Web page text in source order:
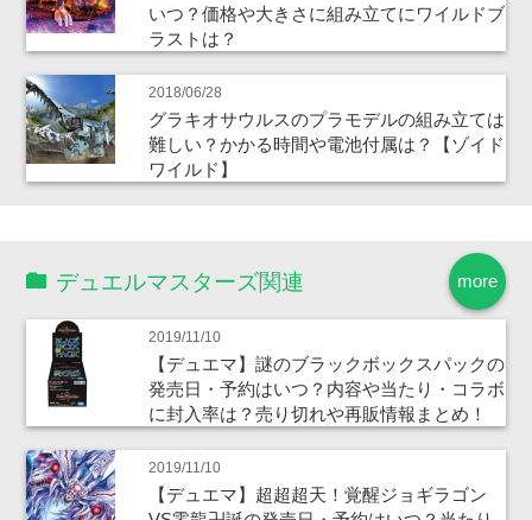
いつ？価格や大きさに組み立てにワイルドブ
ラストは？
2018/06/28
グラキオサウルスのプラモデルの組み立ては
難しい？かかる時間や電池付属は？【ゾイド
ワイルド】
more
デュエルマスターズ関連
2019/11/10
【デュエマ】謎のブラックボックスパックの
発売日・予約はいつ？内容や当たり・コラボ
に封入率は？売り切れや再販情報まとめ！
2019/11/10
【デュエマ】超超超天！覚醒ジョギラゴン